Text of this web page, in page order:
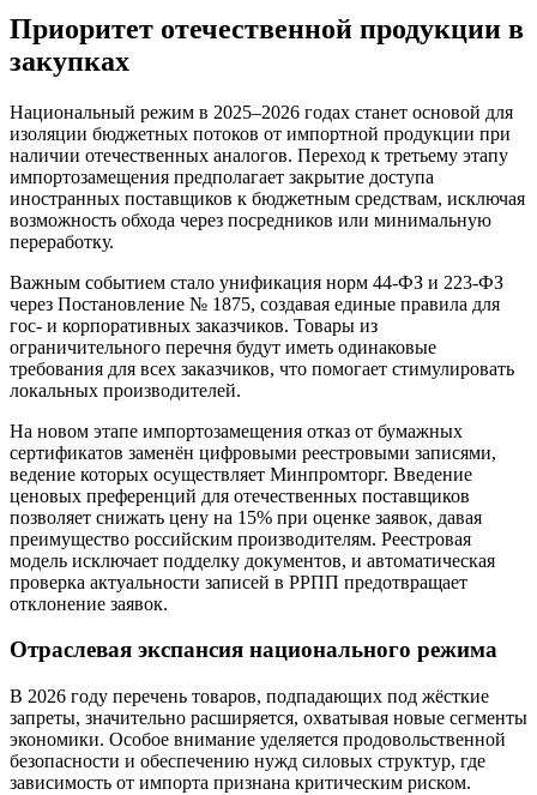
Приоритет отечественной продукции в
закупках
Национальный режим в 2025–2026 годах станет основой для
изоляции бюджетных потоков от импортной продукции при
наличии отечественных аналогов. Переход к третьему этапу
импортозамещения предполагает закрытие доступа
иностранных поставщиков к бюджетным средствам, исключая
возможность обхода через посредников или минимальную
переработку.
Важным событием стало унификация норм 44-ФЗ и 223-ФЗ
через Постановление № 1875, создавая единые правила для
гос- и корпоративных заказчиков. Товары из
ограничительного перечня будут иметь одинаковые
требования для всех заказчиков, что помогает стимулировать
локальных производителей.
На новом этапе импортозамещения отказ от бумажных
сертификатов заменён цифровыми реестровыми записями,
ведение которых осуществляет Минпромторг. Введение
ценовых преференций для отечественных поставщиков
позволяет снижать цену на 15% при оценке заявок, давая
преимущество российским производителям. Реестровая
модель исключает подделку документов, и автоматическая
проверка актуальности записей в РРПП предотвращает
отклонение заявок.
Отраслевая экспансия национального режима
В 2026 году перечень товаров, подпадающих под жёсткие
запреты, значительно расширяется, охватывая новые сегменты
экономики. Особое внимание уделяется продовольственной
безопасности и обеспечению нужд силовых структур, где
зависимость от импорта признана критическим риском.